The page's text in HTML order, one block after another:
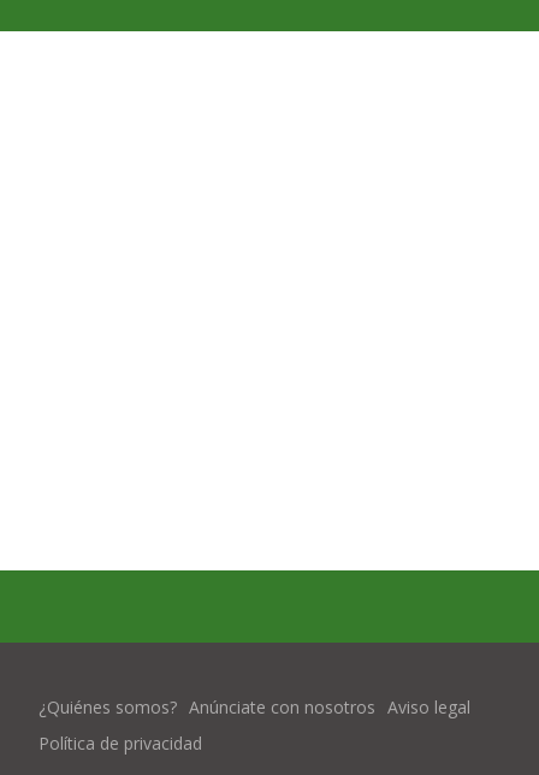
¿Quiénes somos? Anúnciate con nosotros Aviso legal
Política de privacidad